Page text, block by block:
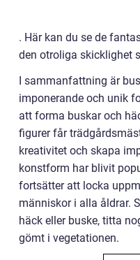
. Här kan du se de
den otroliga skicklighet
I sammanfattning är
imponerande och unik
att forma buskar och
figurer får
kreativitet och skapa
konstform har blivit
fortsätter att locka
människor i alla åldrar.
häck eller buske, titta
gömt i vegetationen.